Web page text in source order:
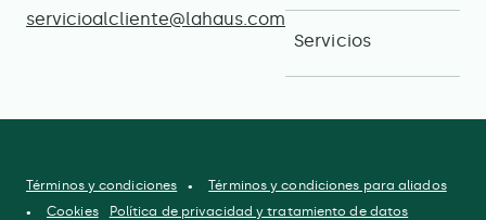
servicioalcliente@lahaus.com
Servicios
Términos y condiciones
Términos y condiciones para aliados
Cookies
Política de privacidad y tratamiento de datos